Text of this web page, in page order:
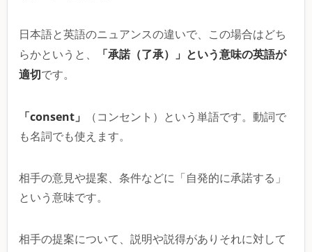
日本語と英語のニュアンスの違いで、この場合はどち
らかというと、
「承諾（了承）」という意味の英語が
適切です。
「consent」
（コンセント）という単語です。動詞で
も名詞でも使えます。
相手の意見や提案、条件などに「自発的に承諾する」
という意味です。
相手の提案について、説明や説得がありそれに対して